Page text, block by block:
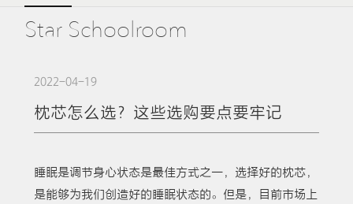
Star Schoolroom
2022-04-19
枕芯怎么选？这些选购要点要牢记
睡眠是调节身心状态是最佳方式之一，选择好的枕芯，
是能够为我们创造好的睡眠状态的。但是，目前市场上